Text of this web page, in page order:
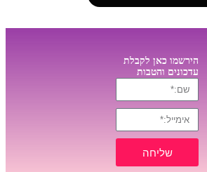
הירשמו כאן לקבלת
עדכונים והטבות
שליחה